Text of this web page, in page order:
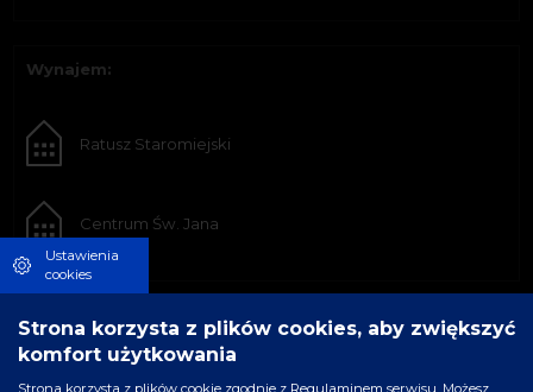
Wynajem:
Ratusz Staromiejski
Centrum Św. Jana
Ustawienia
cookies
Strona korzysta z plików cookies, aby zwiększyć
komfort użytkowania
Strona korzysta z plików cookie zgodnie z Regulaminem serwisu. Możesz